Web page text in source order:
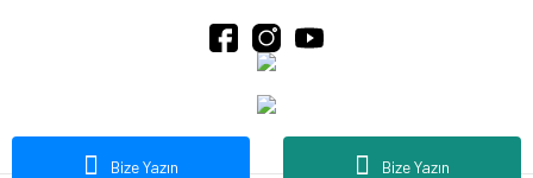
Bize Yazın Bize Yazın